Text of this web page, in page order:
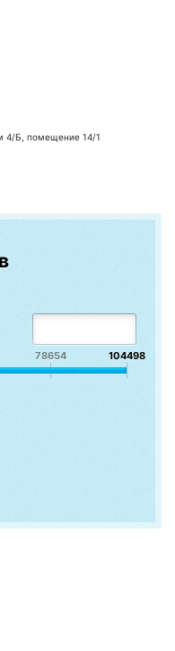
4/Б, помещение 14/1
78654 104498